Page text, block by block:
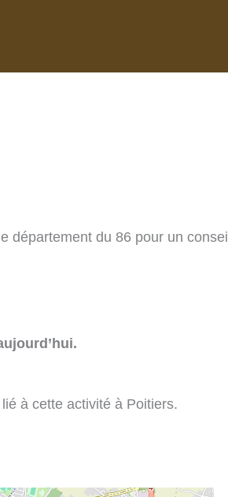
département du 86 pour un conseil
à cette activité à Poitiers.